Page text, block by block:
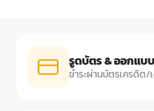
รูดบัตร & ออกแบ
ชำระผ่านบัตรเครดิต